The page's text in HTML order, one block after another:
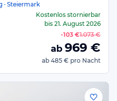
· Steiermark
Kostenlos stornierbar
bis 21. August 2026
-103 €1.073 €
ab 969 €
ab 485 € pro Nacht